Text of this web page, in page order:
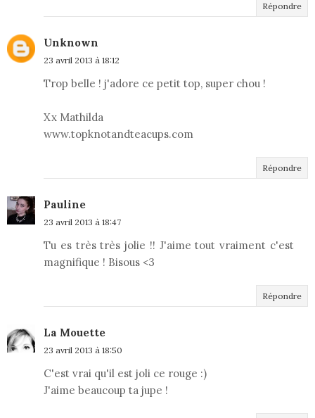
Répondre
Unknown
23 avril 2013 à 18:12
Trop belle ! j'adore ce petit top, super chou !
Xx Mathilda
www.topknotandteacups.com
Répondre
Pauline
23 avril 2013 à 18:47
Tu es très très jolie !! J'aime tout vraiment c'est
magnifique ! Bisous <3
Répondre
La Mouette
23 avril 2013 à 18:50
C'est vrai qu'il est joli ce rouge :)
J'aime beaucoup ta jupe !